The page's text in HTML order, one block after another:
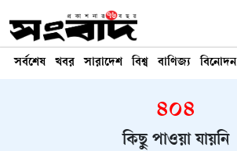
সর্বশেষ খবর সারাদেশ বিশ্ব বাণিজ্য বিনোদন
৪০৪
কিছু পাওয়া যায়নি